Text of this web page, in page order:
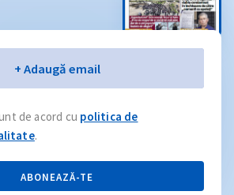
+ Adaugă email
de acord cu politica de
.
ABONEAZĂ-TE